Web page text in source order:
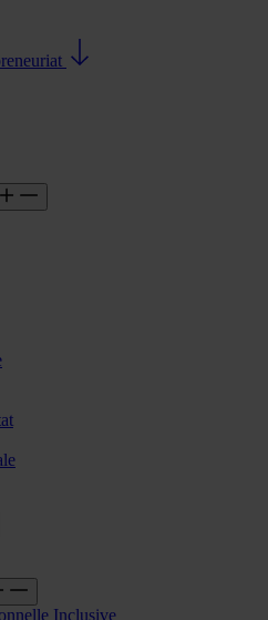
Inclusive